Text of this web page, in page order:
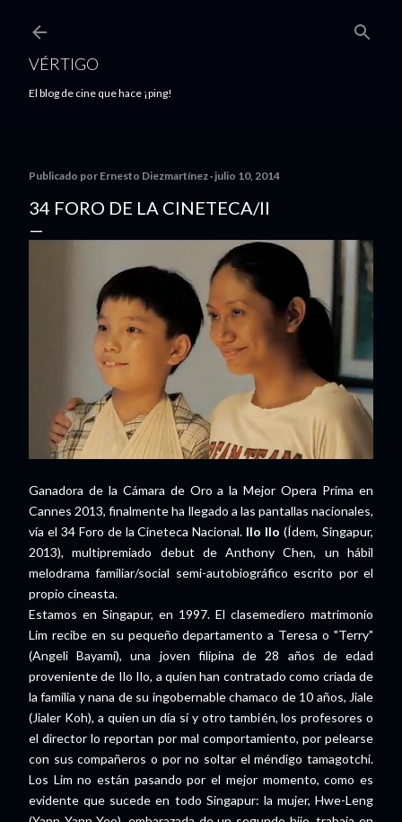
VÉRTIGO
El blog de cine que hace ¡ping!
Publicado por Ernesto Diezmartínez julio 10, 2014
34 FORO DE LA CINETECA/II
Ganadora de la Cámara de Oro a la Mejor Opera Prima en
Cannes 2013, finalmente ha llegado a las pantallas nacionales,
vía el 34 Foro de la Cineteca Nacional. Ilo Ilo (Ídem, Singapur,
2013), multipremiado debut de Anthony Chen, un hábil
melodrama familiar/social semi-autobiográfico escrito por el
propio cineasta.
Estamos en Singapur, en 1997. El clasemediero matrimonio
Lim recibe en su pequeño departamento a Teresa o "Terry"
(Angeli Bayami), una joven filipina de 28 años de edad
proveniente de Ilo Ilo, a quien han contratado como criada de
la familia y nana de su ingobernable chamaco de 10 años, Jiale
(Jialer Koh), a quien un día sí y otro también, los profesores o
el director lo reportan por mal comportamiento, por pelearse
con sus compañeros o por no soltar el méndigo tamagotchi.
Los Lim no están pasando por el mejor momento, como es
evidente que sucede en todo Singapur: la mujer, Hwe-Leng